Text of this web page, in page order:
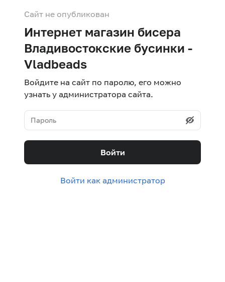
Сайт не опубликован
Интернет магазин бисера
Владивостокские бусинки -
Vladbeads
Войдите на сайт по паролю, его можно
узнать у администратора сайта.
Войти
Войти как администратор